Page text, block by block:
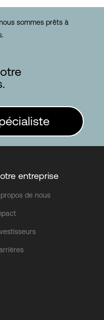
sommes prêts à
entreprise
de nous